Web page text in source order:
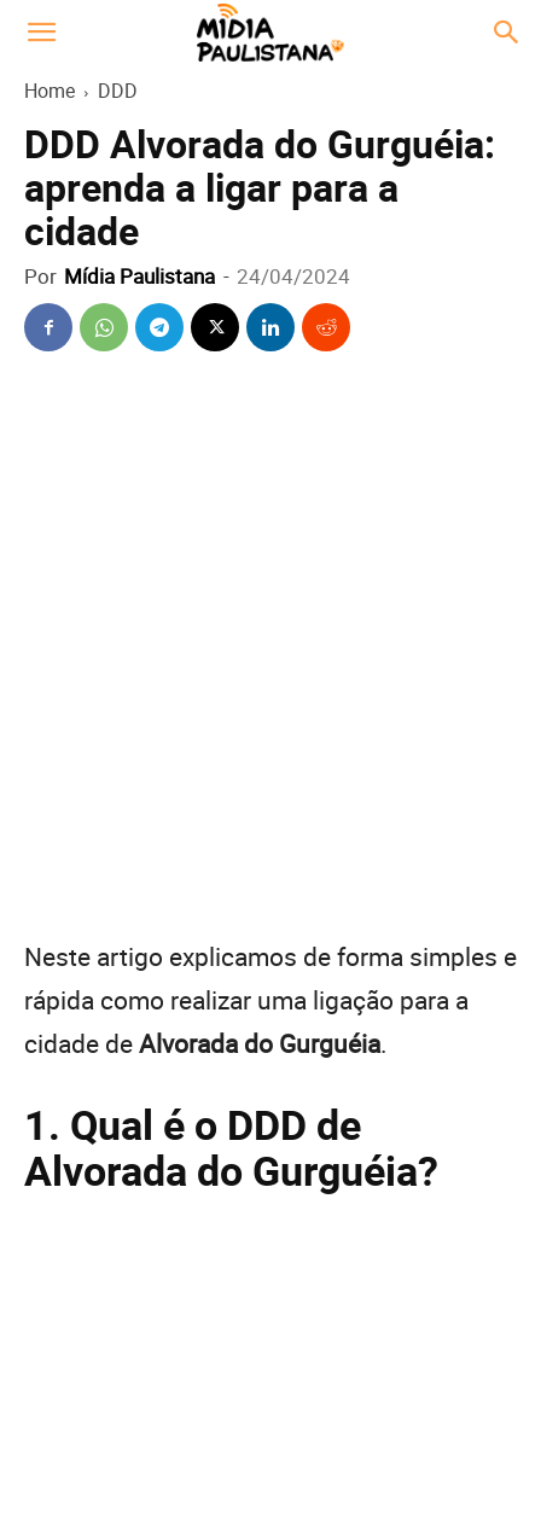
Home DDD
DDD Alvorada do Gurguéia:
aprenda a ligar para a
cidade
Por Mídia Paulistana - 24/04/2024
Neste artigo explicamos de forma simples e
rápida como realizar uma ligação para a
cidade deAlvorada do Gurguéia.
1. Qual é o DDD de
Alvorada do Gurguéia?